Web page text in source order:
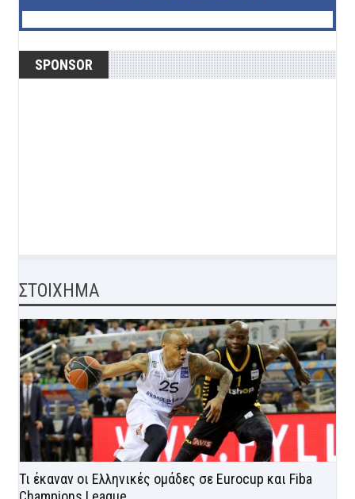
SPONSOR
ΣΤΟΙΧΗΜΑ
Τι έκαναν οι Ελληνικές ομάδες σε Eurocup και Fiba